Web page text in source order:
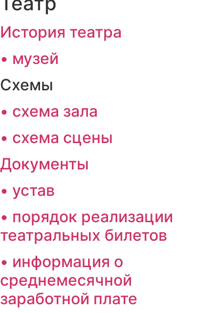
История театра
• музей
Схемы
• схема зала
• схема сцены
Документы
• устав
• порядок реализации
театральных билетов
• информация о
среднемесячной
заработной плате